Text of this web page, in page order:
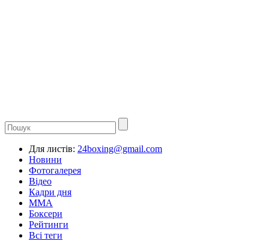
Для листів: 24boxing@gmail.com
Новини
Фотогалерея
Відео
Кадри дня
ММА
Боксери
Рейтинги
Всі теги